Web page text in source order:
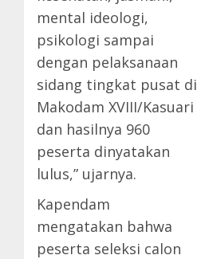
mental ideologi,
psikologi sampai
dengan pelaksanaan
sidang tingkat pusat di
Makodam XVIII/Kasuari
dan hasilnya 960
peserta dinyatakan
lulus,” ujarnya.
Kapendam
mengatakan bahwa
peserta seleksi calon